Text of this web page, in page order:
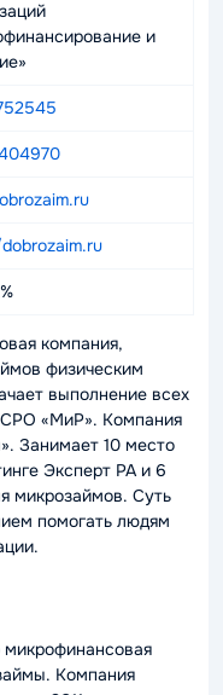
и
компания,
физическим
выполнение всех
СРО «МиР». Компания
Занимает 10 место
Эксперт РА и 6
микрозаймов. Суть
помогать людям
Компания